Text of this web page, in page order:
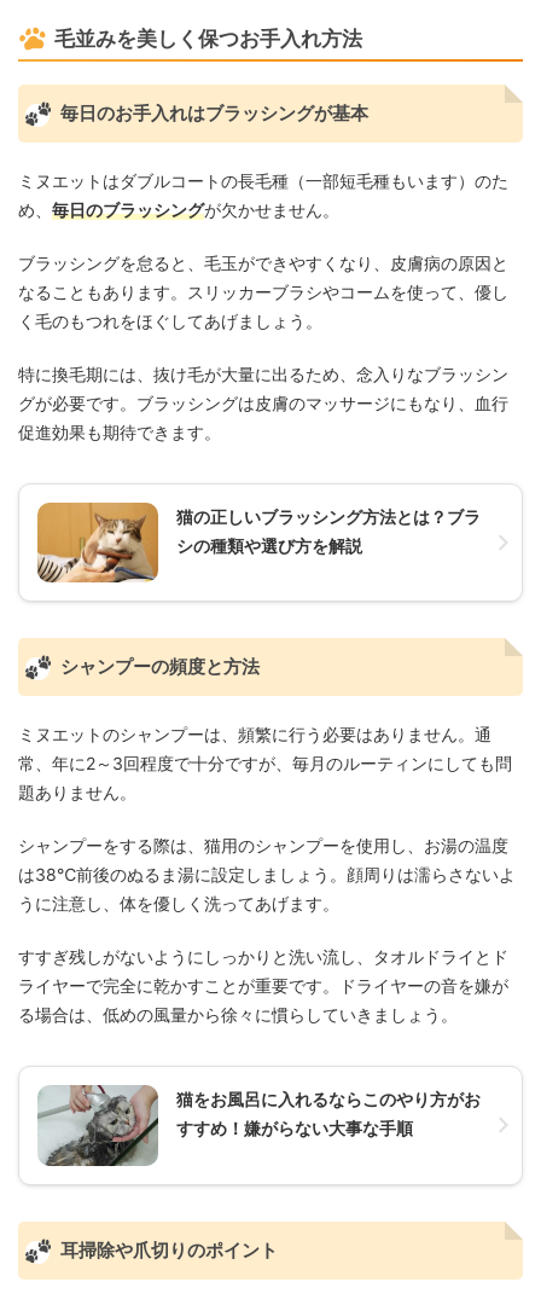
毛並みを美しく保つお手入れ方法
毎日のお手入れはブラッシングが基本
ミヌエットはダブルコートの長毛種（一部短毛種もいます）のた
め、 毎日のブラッシングが欠かせません。
ブラッシングを怠ると、毛玉ができやすくなり、皮膚病の原因と
なることもあります。スリッカーブラシやコームを使って、優し
く毛のもつれをほぐしてあげましょう。
特に換毛期には、抜け毛が大量に出るため、念入りなブラッシン
グが必要です。ブラッシングは皮膚のマッサージにもなり、血行
促進効果も期待できます。
猫の正しいブラッシング方法とは？ブラ
シの種類や選び方を解説
シャンプーの頻度と方法
ミヌエットのシャンプーは、頻繁に行う必要はありません。通
常、年に2～3回程度で十分ですが、毎月のルーティンにしても問
題ありません。
シャンプーをする際は、猫用のシャンプーを使用し、お湯の温度
は38℃前後のぬるま湯に設定しましょう。顔周りは濡らさないよ
うに注意し、体を優しく洗ってあげます。
すすぎ残しがないようにしっかりと洗い流し、タオルドライとド
ライヤーで完全に乾かすことが重要です。ドライヤーの音を嫌が
る場合は、低めの風量から徐々に慣らしていきましょう。
猫をお風呂に入れるならこのやり方がお
すすめ！嫌がらない大事な手順
耳掃除や爪切りのポイント